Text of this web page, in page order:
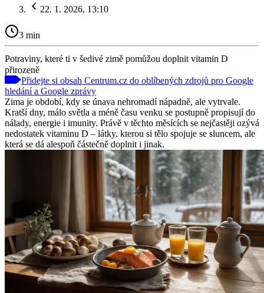
22. 1. 2026, 13:10
3 min
Potraviny, které ti v šedivé zimě pomůžou doplnit vitamin D
přirozeně
Přidejte si obsah Centrum.cz do oblíbených zdrojů pro Google
hledání a Google zprávy
Zima je období, kdy se únava nehromadí nápadně, ale vytrvale.
Kratší dny, málo světla a méně času venku se postupně propisují do
nálady, energie i imunity. Právě v těchto měsících se nejčastěji ozývá
nedostatek vitaminu D – látky, kterou si tělo spojuje se sluncem, ale
která se dá alespoň částečně doplnit i jinak.